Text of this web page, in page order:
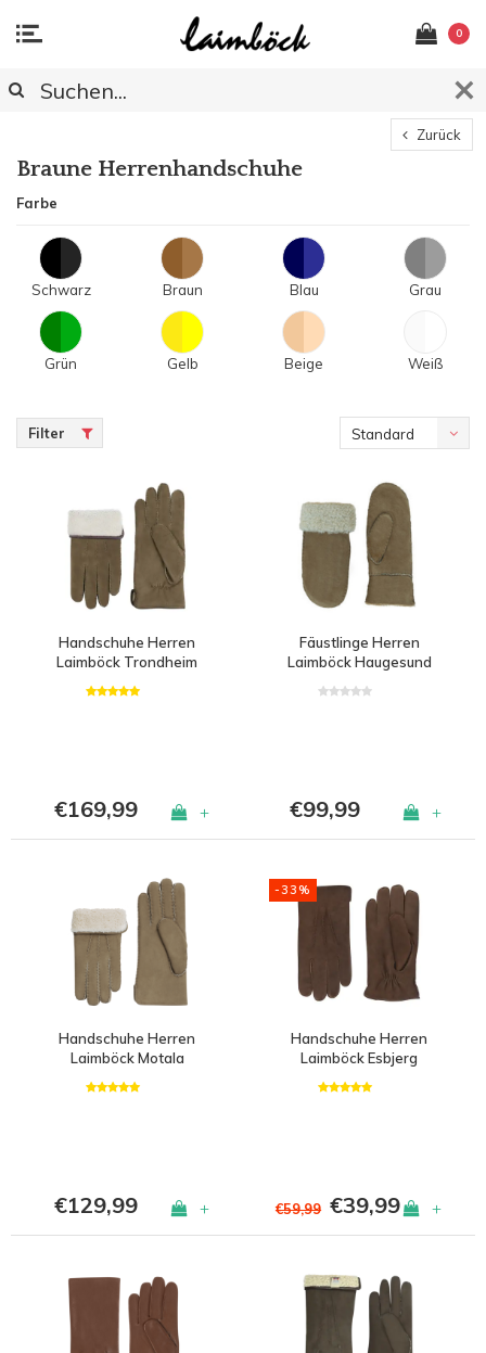
0
Zurück
Braune Herrenhandschuhe
Farbe
Schwarz Braun Blau Grau
Grün Gelb Beige Weiß
Filter Standard
Handschuhe Herren
Laimböck Trondheim
€169,99 +
Fäustlinge Herren
Laimböck Haugesund
€99,99 +
Handschuhe Herren
Laimböck Motala
€129,99 +
-33%
Handschuhe Herren
Laimböck Esbjerg
€59,99 €39,99 +